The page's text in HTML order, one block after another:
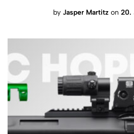
by Jasper Martitz on 20.